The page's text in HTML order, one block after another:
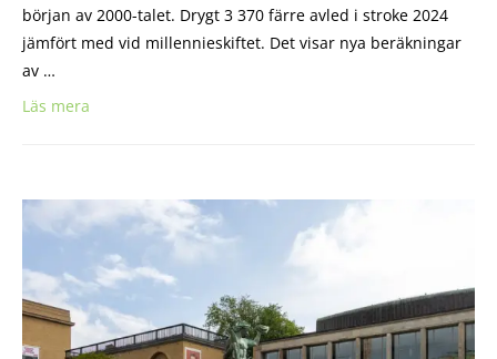
början av 2000-talet. Drygt 3 370 färre avled i stroke 2024
jämfört med vid millennieskiftet. Det visar nya beräkningar
av …
Läs mera